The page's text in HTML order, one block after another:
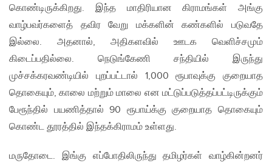
கொண்டிருக்கிறது. இந்த மாதிரியான கிராமங்கள் அங்கு
வாழ்பவர்களைத் தவிர வேறு மக்களின் கண்களில் படுவதே
இல்லை. அதனால், அதிகளவில் ஊடக வெளிச்சமும்
கிடைப்பதில்லை. நெடுங்கேணி சந்தியில் இருந்து
முச்சக்கரவண்டியில் புறப்பட்டால் 1,000 ரூபாவுக்கு குறையாத
தொகையும், காலை மற்றும் மாலை என மட்டுப்படுத்தப்பட்டிருக்கும்
பேரூந்தில் பயணித்தால் 90 ரூபாய்க்கு குறையாத தொகையும்
கொண்ட தூரத்தில் இந்தக்கிராமம் உள்ளது.
மருதோடை. இங்கு எப்போதிலிருந்து தமிழர்கள் வாழ்கின்றனர்